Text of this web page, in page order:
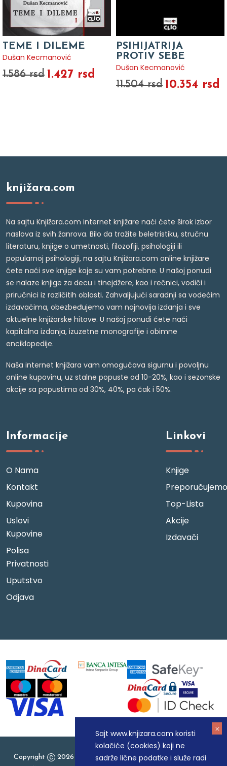
Sajt www.knjizara.com koristi
kolačiće (cookies) koji ne
sadrže lične podatke i služe radi
TEME I DILEME
Dušan Kecmanović
1.586 rsd 1.427 rsd
PSIHIJATRIJA
PROTIV SEBE
Dušan Kecmanović
11.504 rsd 10.354 rsd
knjižara.com
Na sajtu Knjižara.com internet knjižare naći ćete širok izbor
naslova iz svih žanrova. Bilo da tražite beletristiku, stručnu
literaturu, knjige o umetnosti, filozofiji, psihologiji ili
popularnoj psihologiji, na sajtu Knjižara.com online knjižare
ćete naći sve knjige koje su vam potrebne. U našoj ponudi
se nalaze knjige za decu i tinejdžere, kao i rečnici, vodiči i
priručnici iz različitih oblasti. Zahvaljujući saradnji sa vodećim
izdavačima, obezbeđujemo vam najnovija izdanja i sve
aktuelne knjižarske hitove. U našoj ponudi ćete naći
kapitalna izdanja, izuzetne monografije i obimne
enciklopedije.
Naša internet knjižara vam omogućava sigurnu i povoljnu
online kupovinu, uz stalne popuste od 10-20%, kao i sezonske
akcije sa popustima od 30%, 40%, pa čak i 50%.
Informacije
O Nama
Kontakt
Kupovina
Uslovi
Kupovine
Polisa
Privatnosti
Uputstvo
Odjava
Linkovi
Knjige
Preporučujemo
Top-Lista
Akcije
Izdavači
Copyright
2026 Knjizara.com - MAKART DOO BEOGRAD